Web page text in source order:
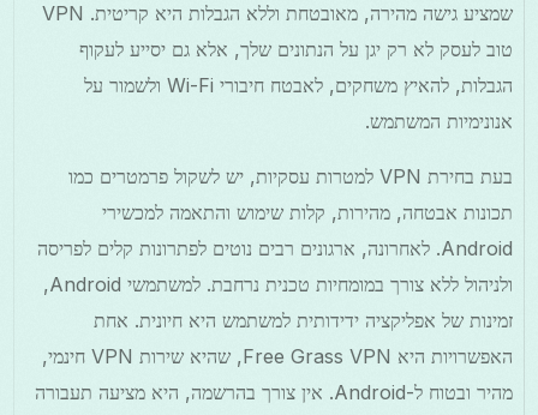
שמציע גישה מהירה, מאובטחת וללא הגבלות היא קריטית. VPN
טוב לעסק לא רק יגן על הנתונים שלך, אלא גם יסייע לעקוף
הגבלות, להאיץ משחקים, לאבטח חיבורי Wi-Fi ולשמור על
אנונימיות המשתמש.
בעת בחירת VPN למטרות עסקיות, יש לשקול פרמטרים כמו
תכונות אבטחה, מהירות, קלות שימוש והתאמה למכשירי
Android. לאחרונה, ארגונים רבים נוטים לפתרונות קלים לפריסה
ולניהול ללא צורך במומחיות טכנית נרחבת. למשתמשי Android,
זמינות של אפליקציה ידידותית למשתמש היא חיונית. אחת
האפשרויות היא Free Grass VPN, שהיא שירות VPN חינמי,
מהיר ובטוח ל-Android. אין צורך בהרשמה, היא מציעה תעבורה